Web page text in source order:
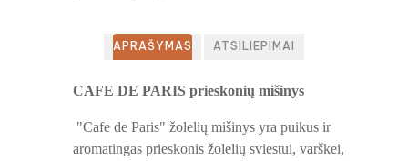
APRAŠYMAS ATSILIEPIMAI
CAFE DE PARIS prieskonių mišinys
"Cafe de Paris" žolelių mišinys yra puikus ir
aromatingas prieskonis žolelių sviestui, varškei,